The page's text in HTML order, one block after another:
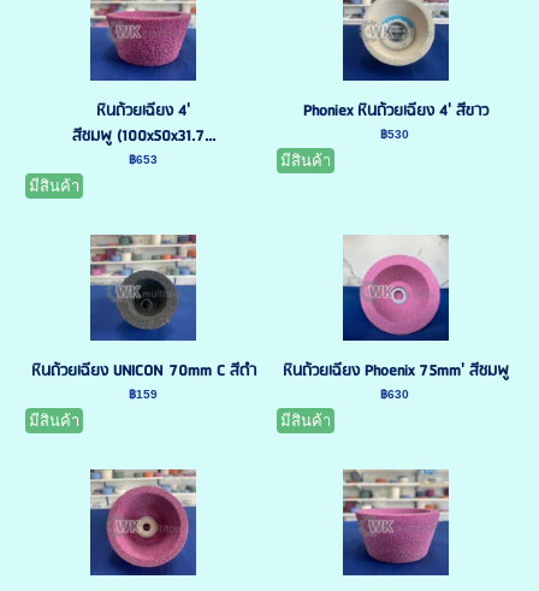
หินถ้วยเฉียง 4'
สีชมพู (100x50x31.7...
฿653
มีสินค้า
Phoniex หินถ้วยเฉียง 4' สีขาว
฿530
มีสินค้า
หินถ้วยเฉียง UNICON 70mm C สีดำ
฿159
มีสินค้า
หินถ้วยเฉียง Phoenix 75mm' สีชมพู
฿630
มีสินค้า